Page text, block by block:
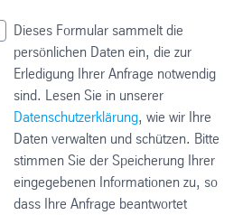
Dieses Formular sammelt die
persönlichen Daten ein, die zur
Erledigung Ihrer Anfrage notwendig
sind. Lesen Sie in unserer
Datenschutzerklärung, wie wir Ihre
Daten verwalten und schützen. Bitte
stimmen Sie der Speicherung Ihrer
eingegebenen Informationen zu, so
dass Ihre Anfrage beantwortet